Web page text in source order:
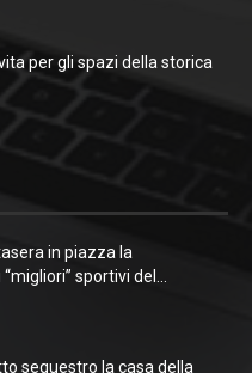
per gli spazi della storica
in piazza la
sportivi del...
sequestro la casa della